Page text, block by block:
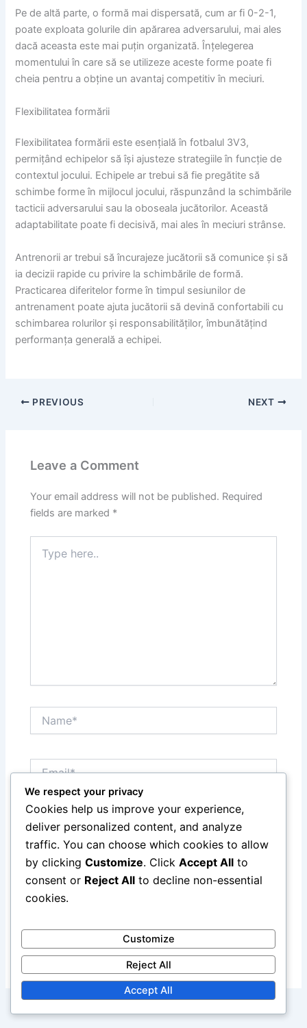
Pe de altă parte, o formă mai dispersată, cum ar fi 0-2-1,
poate exploata golurile din apărarea adversarului, mai ales
dacă aceasta este mai puțin organizată. Înțelegerea
momentului în care să se utilizeze aceste forme poate fi
cheia pentru a obține un avantaj competitiv în meciuri.
Flexibilitatea formării
Flexibilitatea formării este esențială în fotbalul 3V3,
permițând echipelor să își ajusteze strategiile în funcție de
contextul jocului. Echipele ar trebui să fie pregătite să
schimbe forme în mijlocul jocului, răspunzând la schimbările
tacticii adversarului sau la oboseala jucătorilor. Această
adaptabilitate poate fi decisivă, mai ales în meciuri strânse.
Antrenorii ar trebui să încurajeze jucătorii să comunice și să
ia decizii rapide cu privire la schimbările de formă.
Practicarea diferitelor forme în timpul sesiunilor de
antrenament poate ajuta jucătorii să devină confortabili cu
schimbarea rolurilor și responsabilităților, îmbunătățind
performanța generală a echipei.
PREVIOUS NEXT
Leave a Comment
Your email address will not be published. Required
fields are marked *
here..
Website
Save my name, email, and website in this browser
for the next time I comment.
We respect your privacy
Cookies help us improve your experience,
deliver personalized content, and analyze
traffic. You can choose which cookies to allow
by clicking Customize. Click Accept All to
consent or Reject All to decline non-essential
cookies.
Customize
Reject All
Accept All